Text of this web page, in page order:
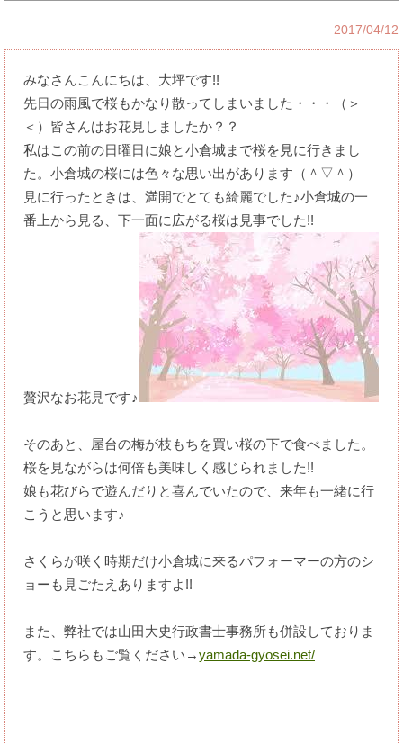
2017/04/12
みなさんこんにちは、大坪です!!
先日の雨風で桜もかなり散ってしまいました・・・（＞
＜）皆さんはお花見しましたか？？
私はこの前の日曜日に娘と小倉城まで桜を見に行きまし
た。小倉城の桜には色々な思い出があります（＾▽＾）
見に行ったときは、満開でとても綺麗でした♪小倉城の一
番上から見る、下一面に広がる桜は見事でした!!
贅沢なお花見です♪
そのあと、屋台の梅が枝もちを買い桜の下で食べました。
桜を見ながらは何倍も美味しく感じられました!!
娘も花びらで遊んだりと喜んでいたので、来年も一緒に行
こうと思います♪
さくらが咲く時期だけ小倉城に来るパフォーマーの方のシ
ョーも見ごたえありますよ!!
また、弊社では山田大史行政書士事務所も併設しておりま
す。こちらもご覧ください→yamada-gyosei.net/